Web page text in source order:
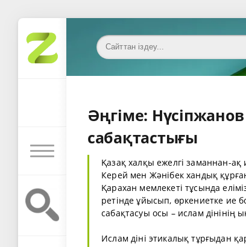
Әңгіме:
сабақтастығы
Қазақ халқы ежелгі заманнан-ақ
Керей мен Жәнібек хандық
Қарахан мемлекеті тұсында
ретінде ұйысып, өркениетке ие
сабақтасуы осы – ислам дінінің
Ислам діні этикалық тұрғыдан